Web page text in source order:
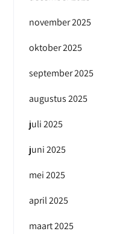
november 2025
oktober 2025
september 2025
augustus 2025
juli 2025
juni 2025
mei 2025
april 2025
maart 2025